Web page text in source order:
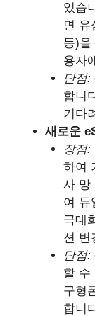
있습
면 유
등)을
용자
단점:
합니
기다
새로운
장점:
하여
사 망
여 듀
극대
션 변
단점:
할 수
구형
합니